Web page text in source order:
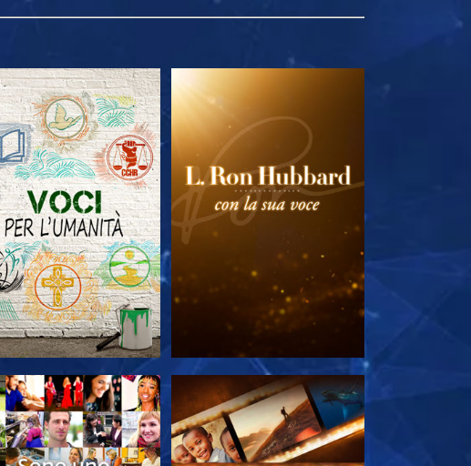
ESPLORA LE SERIE ESPLORA LE SERIE